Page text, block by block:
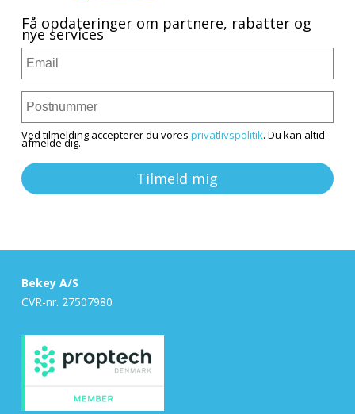
Få opdateringer om partnere, rabatter og
nye services
Ved tilmelding accepterer du vores privatlivspolitik. Du kan altid
afmelde dig.
Tilmeld mig
Bekey A/S
CVR-nr. 27507980